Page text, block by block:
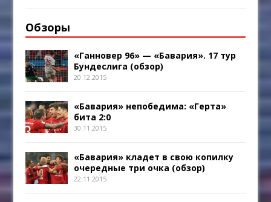
Обзоры
«Ганновер 96» — «Бавария». 17 тур
Бундеслига (обзор)
20.12.2015
«Бавария» непобедима: «Герта»
бита 2:0
30.11.2015
«Бавария» кладет в свою копилку
очередные три очка (обзор)
22.11.2015